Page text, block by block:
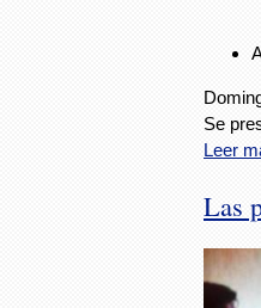
Se
Leer
Las